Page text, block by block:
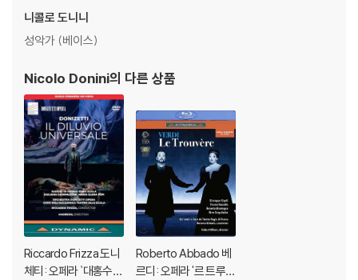
인을 위해 개봉 시의 동영상을 요청할 수 있으며, 동영상이 없는 경우 교
1) 기기 문제로 인해 발생하는 재생 불량 현상에 대해서는 반품/교환이 불
가하니 최신 소프트웨어로 업데이트된 DVD/BD 전용 기기에서 재생하실
것을 권유해 드립니다.
2) 정전기와 먼지로 인해 재생이 원활하지 않은 경우가 있습니다. 디스크
를 마른 천으로 닦으시거나, DVD 클리너 등 전용 제품을 이용하면 대부분
해결됩니다.
3) 일부 PC 연결형 ODD의 경우 호환 상의 문제로 정상적인 디스크도 재
생이 불가능한 경우가 있습니다. 독립형 전용 플레이어 사용을 권장드리
며, ODD 사용으로 인한 재생 불량의 경우 교환 시에도 동일한 오류가 발
생할 수 있음을 알려드립니다.
니콜로 도니니
성악가 (베이스)
Nicolo Donini의 다른 상품
Riccardo Frizza 도니
체티: 오페라 `대홍수`
Roberto Abbado 베
르디: 오페라 '르 트루베